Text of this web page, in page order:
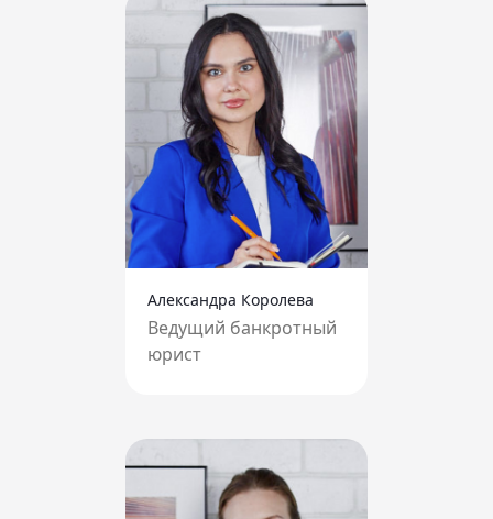
Александра Королева
Ведущий банкротный
юрист